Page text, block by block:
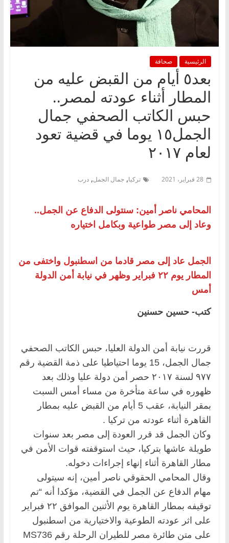
الرئيسية صحافة
بعد٥ أيام من القبض عليه من
المطار أثناء عودته لمصر..
حبس الكاتب الصحفي جمال
الجمل١٥ يوما في قضية تعود
لعام ٢٠١٧
28 فبراير، 2021 تركيا, جمال الجمل, درب
المحامي ناصر أمين: سنتولى الدفاع عن الجمل..
وعاد إلى مصر طواعية وبكامل اختياره
الجمل عاد إلى مصر قادما من اسطنبول واختفى من
المطار يوم ٢٢ فبراير وظهر في نيابة أمن الدولة
أمس
كتب- حسين حسنين
قررت نيابة أمن الدولة العليا، حبس الكاتب الصحفي
جمال الجمل، 15 يوما احتياطيا على ذمة القضية رقم
٩٧٧ لسنة ٢٠١٧ حصر أمن دولة عليا وذلك بعد
ظهوره في ساعة متأخرة من مساء أمس السبت
بمقر النيابة، عقب 5 أيام من القبض عليه بمطار
القاهرة أثناء عودته من تركيا .
وكان الجمل قد قرر العودة إلى مصر بعد سنوات
طويلة عاشها بتركيا، حيث استوقفته قوات الأمن في
مطار القاهرة أثناء إنهاء إجراءات دخوله.
وقال المحامي الحقوقي ناصر أمين، إنه سيتولى
مهام الدفاع عن الجمل في القضية، مؤكدا أنه “تم
توقيفه بمطار القاهرة يوم الأثنين الموافق ٢٢ فبراير
على اثر عودته الطوعية والاختيارية من اسطنبول
على متن طائرة مصر للطيران الرحلة رقم MS736